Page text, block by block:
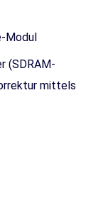
Modul
(SDRAM-
mittels